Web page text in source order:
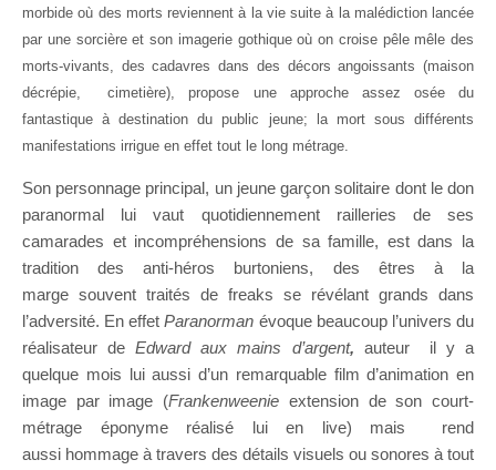
morbide où des morts reviennent à la vie suite à la malédiction lancée
par une sorcière et son imagerie gothique où on croise pêle mêle des
morts-vivants, des cadavres dans des décors angoissants (maison
décrépie, cimetière), propose une approche assez osée du
fantastique à destination du public jeune; la mort sous différents
manifestations irrigue en effet tout le long métrage.
Son personnage principal, un jeune garçon solitaire dont le don
paranormal lui vaut quotidiennement railleries de ses
camarades et incompréhensions de sa famille, est dans la
tradition des anti-héros burtoniens, des êtres à la
marge souvent traités de freaks se révélant grands dans
l’adversité. En effetParanorman évoque beaucoup l’univers du
réalisateur deEdward aux mains d’argent, auteur
il y a
quelque mois lui aussi d’un remarquable film d’animation en
image par image (Frankenweenie extension de son court-
métrage éponyme réalisé lui en live) mais rend
aussi hommage à travers des détails visuels ou sonores à tout